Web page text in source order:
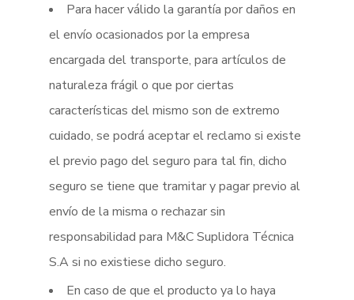
Para hacer válido la garantía por daños en
el envío ocasionados por la empresa
encargada del transporte, para artículos de
naturaleza frágil o que por ciertas
características del mismo son de extremo
cuidado, se podrá aceptar el reclamo si existe
el previo pago del seguro para tal fin, dicho
seguro se tiene que tramitar y pagar previo al
envío de la misma o rechazar sin
responsabilidad para M&C Suplidora Técnica
S.A si no existiese dicho seguro.
En caso de que el producto ya lo haya